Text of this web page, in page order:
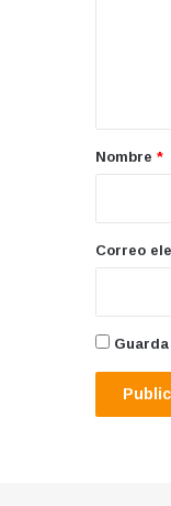
r
*
Nombre *
Correo